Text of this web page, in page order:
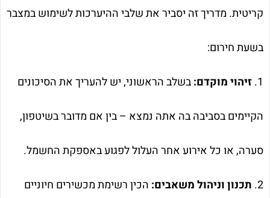
קריטית. מדריך זה יסביר את שלבי ההיערכות לשימוש במצבר
בשעת חירום:
1. זיהוי מוקדם:בשלב הראשוני, יש להעריך את הסיכונים
הקיימים בסביבה בה אתה נמצא – בין אם מדובר בשיטפון,
סערה, או כל אירוע אחר העלול לפגוע באספקת החשמל.
2. תכנון וניהול משאבים: הכין רשימת מכשירים חיוניים